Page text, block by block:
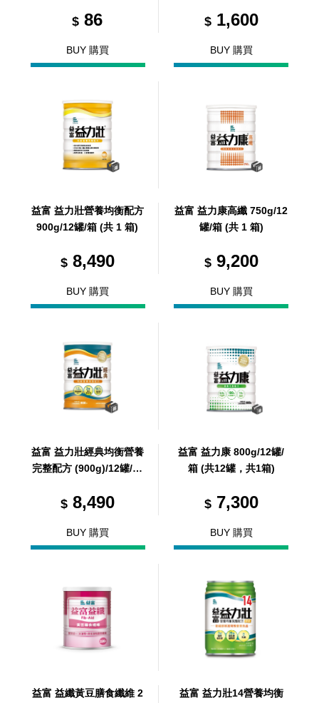
$ 86
BUY 購買
$1,600
BUY 購買
益富 益力壯營養均衡配方
900g/12罐/箱 (共 1 箱)
$8,490
BUY 購買
益富 益力康高纖 750g/12
罐/箱 (共 1 箱)
$9,200
BUY 購買
益富 益力壯經典均衡營養
完整配方 (900g)/12罐/箱
$8,490
BUY 購買
益富 益力康 800g/12罐/
箱 (共12罐，共1箱)
$7,300
BUY 購買
益富 益纖黃豆膳食纖維 2
益富 益力壯14營養均衡